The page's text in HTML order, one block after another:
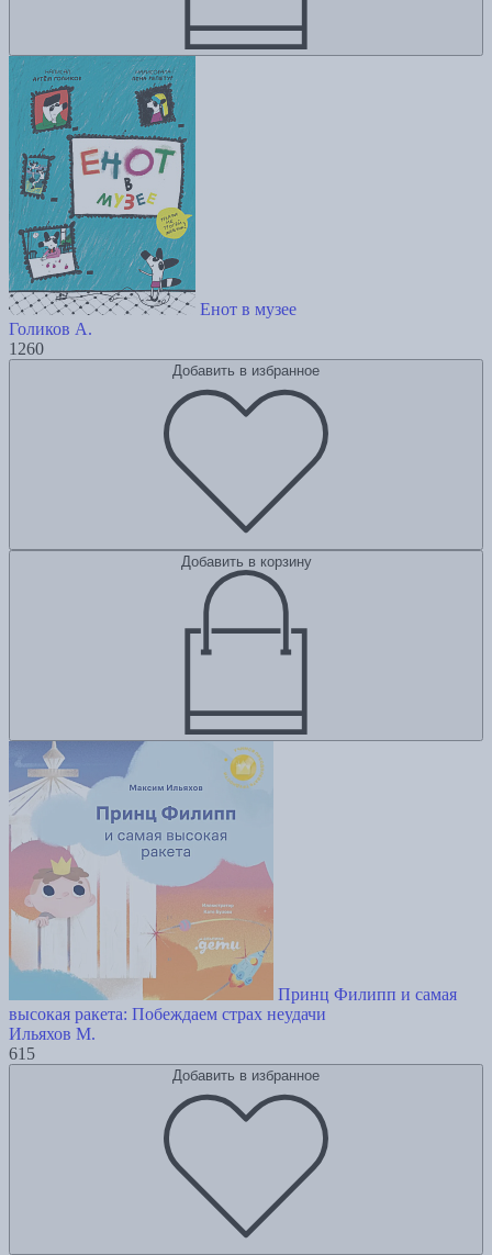
Енот в музее
Голиков А.
1260
Добавить в избранное
Добавить в корзину
Принц Филипп и самая
высокая ракета: Побеждаем страх неудачи
Ильяхов М.
615
Добавить в избранное